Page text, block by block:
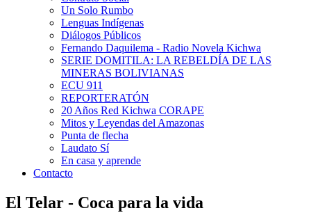
Un Solo Rumbo
Lenguas Indígenas
Diálogos Públicos
Fernando Daquilema - Radio Novela Kichwa
SERIE DOMITILA: LA REBELDÍA DE LAS
MINERAS BOLIVIANAS
ECU 911
REPORTERATÓN
20 Años Red Kichwa CORAPE
Mitos y Leyendas del Amazonas
Punta de flecha
Laudato Sí
En casa y aprende
Contacto
El Telar - Coca para la vida